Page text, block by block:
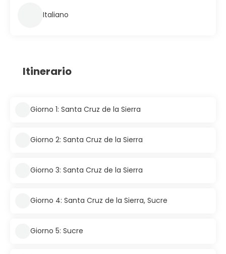
Italiano
Itinerario
Giorno 1: Santa Cruz de la Sierra
Giorno 2: Santa Cruz de la Sierra
Giorno 3: Santa Cruz de la Sierra
Giorno 4: Santa Cruz de la Sierra, Sucre
Giorno 5: Sucre